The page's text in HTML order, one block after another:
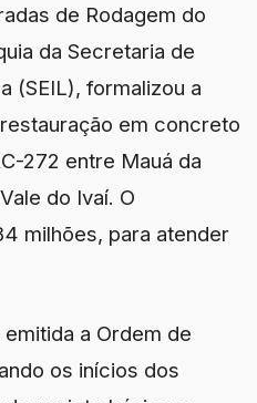
de Rodagem do
da Secretaria de
(SEIL), formalizou a
em concreto
272 entre Mauá da
do Ivaí. O
milhões, para atender
a Ordem de
os inícios dos